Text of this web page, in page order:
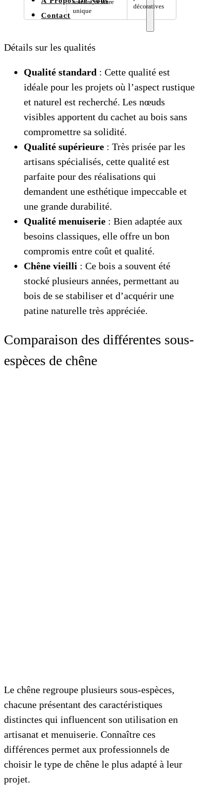
Contact
sombre, texture
unique
décoratives
Détails sur les qualités
Qualité standard : Cette qualité est
idéale pour les projets où l’aspect rustique
et naturel est recherché. Les nœuds
visibles apportent du cachet au bois sans
compromettre sa solidité.
Qualité supérieure : Très prisée par les
artisans spécialisés, cette qualité est
parfaite pour des réalisations qui
demandent une esthétique impeccable et
une grande durabilité.
Qualité menuiserie : Bien adaptée aux
besoins classiques, elle offre un bon
compromis entre coût et qualité.
Chêne vieilli : Ce bois a souvent été
stocké plusieurs années, permettant au
bois de se stabiliser et d’acquérir une
patine naturelle très appréciée.
Comparaison des différentes sous-
espèces de chêne
Le chêne regroupe plusieurs sous-espèces,
chacune présentant des caractéristiques
distinctes qui influencent son utilisation en
artisanat et menuiserie. Connaître ces
différences permet aux professionnels de
choisir le type de chêne le plus adapté à leur
projet.